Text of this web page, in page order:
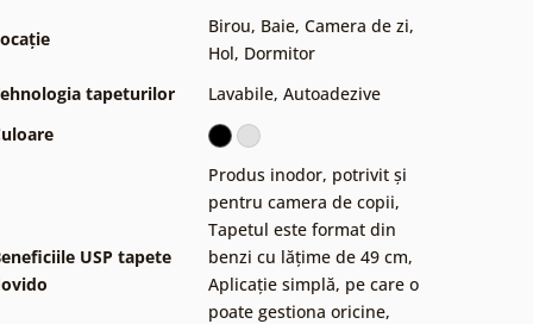
Birou, Baie, Camera de zi,
Hol, Dormitor
tapeturilor
Lavabile, Autoadezive
USP tapete
Produs inodor, potrivit și
pentru camera de copii,
Tapetul este format din
benzi cu lățime de 49 cm,
Aplicație simplă, pe care o
poate gestiona oricine,